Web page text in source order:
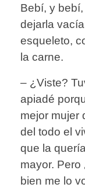
Bebí, y
dejarla
esqueleto,
la carne.
– ¿Viste?
apiadé
mejor mujer
del todo el
que la
mayor.
bien me lo